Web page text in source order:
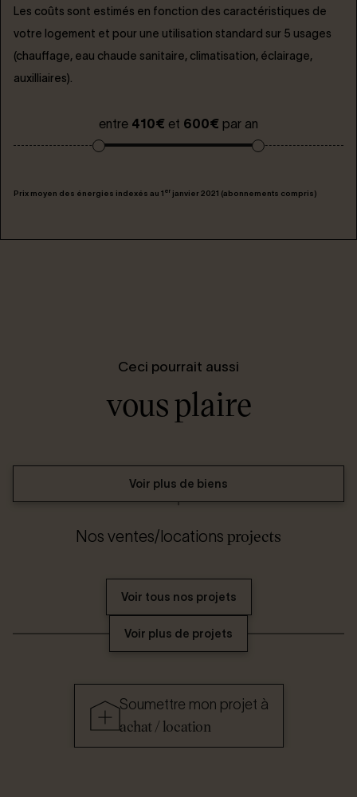
Les coûts sont estimés en fonction des caractéristiques de
votre logement et pour une utilisation standard sur 5 usages
(chauffage, eau chaude sanitaire, climatisation, éclairage,
auxilliaires).
entre 410€ et 600€ par an
Prix moyen des énergies indexés au 1 er janvier 2021 (abonnements compris)
Ceci pourrait aussi
vous plaire
Voir plus de biens
Nos ventes/locations projects
Voir tous nos projets
Voir plus de projets
Soumettre mon projet à
achat / location